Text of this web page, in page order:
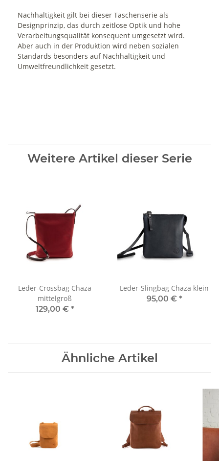
Nachhaltigkeit gilt bei dieser Taschenserie als
Designprinzip, das durch zeitlose Optik und hohe
Verarbeitungsqualität konsequent umgesetzt wird.
Aber auch in der Produktion wird neben sozialen
Standards besonders auf Nachhaltigkeit und
Umweltfreundlichkeit gesetzt.
Weitere Artikel dieser Serie
Leder-Crossbag Chaza
mittelgroß
129,00 € *
Leder-Slingbag Chaza klein
95,00 € *
Ähnliche Artikel